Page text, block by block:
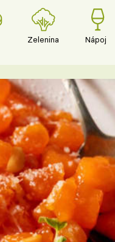
Zelenina Nápoje